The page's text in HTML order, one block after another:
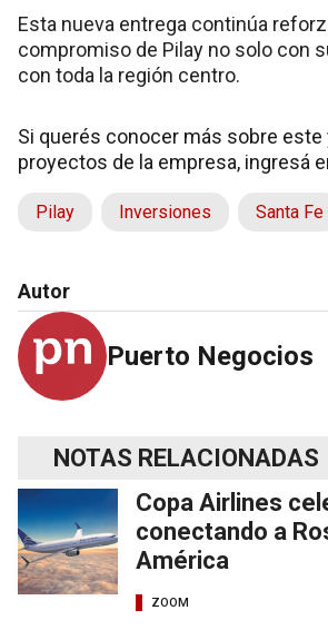
Esta nueva entrega continúa
compromiso de Pilay no solo con
con toda la región centro.
Si querés conocer más sobre este
proyectos de la empresa, ingresá
Pilay Inversiones Santa Fe
Autor
Puerto Negocios
NOTAS RELACIONADAS
Copa Airlines
conectando a
América
ZOOM